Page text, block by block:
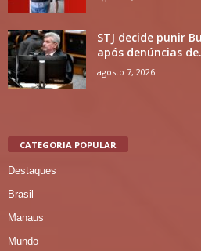
STJ decide punir
após denúncias
agosto 7, 2026
CATEGORIA POPULAR
Destaques
Brasil
Manaus
Mundo